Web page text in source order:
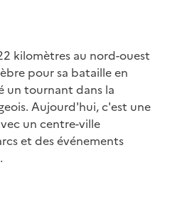
kilomètres au nord-ouest
pour sa bataille en
un tournant dans la
Aujourd'hui, c'est une
un centre-ville
et des événements